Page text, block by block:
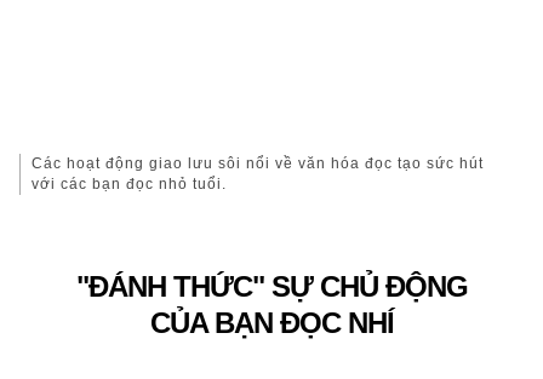
Các hoạt động giao lưu sôi nổi về văn hóa đọc tạo sức hút
với các bạn đọc nhỏ tuổi.
"ĐÁNH THỨC" SỰ CHỦ ĐỘNG
CỦA BẠN ĐỌC NHÍ